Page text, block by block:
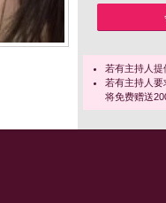
若有主持人提
若有主持人
将免费赠送